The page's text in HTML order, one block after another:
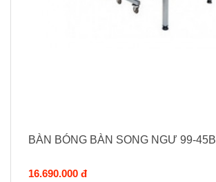
BÀN BÓNG BÀN SONG NGƯ 99-45B
16.690.000 đ